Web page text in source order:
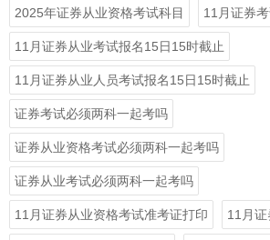
2025年证券从业资格考试科目 11月证券
11月证券从业考试报名15日15时截止
11月证券从业人员考试报名15日15时截止
证券考试必须两科一起考吗
证券从业资格考试必须两科一起考吗
证券从业考试必须两科一起考吗
11月证券从业资格考试准考证打印 11月